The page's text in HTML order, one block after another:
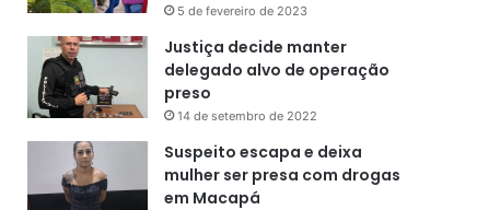
5 de fevereiro de 2023
Justiça decide manter
delegado alvo de operação
preso
14 de setembro de 2022
Suspeito escapa e deixa
mulher ser presa com drogas
em Macapá